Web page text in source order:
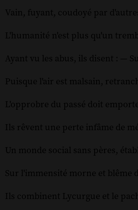
Vain, fuyant, coudoyé par
L'humanité n'est plus qu'un
Ayant vu les abus, ils disent : —
Puisque l'air est malsain,
L'opprobre du passé doit
Ils rêvent une perte infâme de
Un monde social sans pères,
Sur l'immensité morne et blême
Ils combinent Lycurgue et le